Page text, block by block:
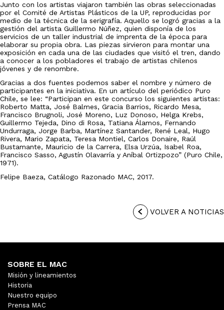
Junto con los artistas viajaron también las obras seleccionadas
por el Comité de Artistas Plásticos de la UP, reproducidas por
medio de la técnica de la serigrafía. Aquello se logró gracias a la
gestión del artista Guillermo Núñez, quien disponía de los
servicios de un taller industrial de imprenta de la época para
elaborar su propia obra. Las piezas sirvieron para montar una
exposición en cada una de las ciudades que visitó el tren, dando
a conocer a los pobladores el trabajo de artistas chilenos
jóvenes y de renombre.
Gracias a dos fuentes podemos saber el nombre y número de
participantes en la iniciativa. En un artículo del periódico Puro
Chile, se lee: “Participan en este concurso los siguientes artistas:
Roberto Matta, José Balmes, Gracia Barrios, Ricardo Mesa,
Francisco Brugnoli, José Moreno, Luz Donoso, Helga Krebs,
Guillermo Tejeda, Dino di Rosa, Tatiana Álamos, Fernando
Undurraga, Jorge Barba, Martínez Santander, René Leal, Hugo
Rivera, Mario Zapata, Teresa Montiel, Carlos Donaire, Raúl
Bustamante, Mauricio de la Carrera, Elsa Urzúa, Isabel Roa,
Francisco Sasso, Agustín Olavarría y Aníbal Ortizpozo” (Puro Chile,
1971).
Felipe Baeza, Catálogo Razonado MAC, 2017.
VOLVER A NOTICIAS
SOBRE EL MAC
Misión y lineamientos
Historia
Nuestro equipo
Prensa MAC